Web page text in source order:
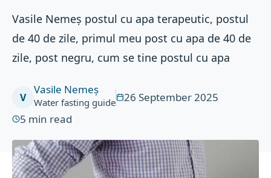
Vasile Nemeș postul cu apa terapeutic, postul
de 40 de zile, primul meu post cu apa de 40 de
zile, post negru, cum se tine postul cu apa
V
Vasile Nemeș
Water fasting guide
26 September 2025
5 min read